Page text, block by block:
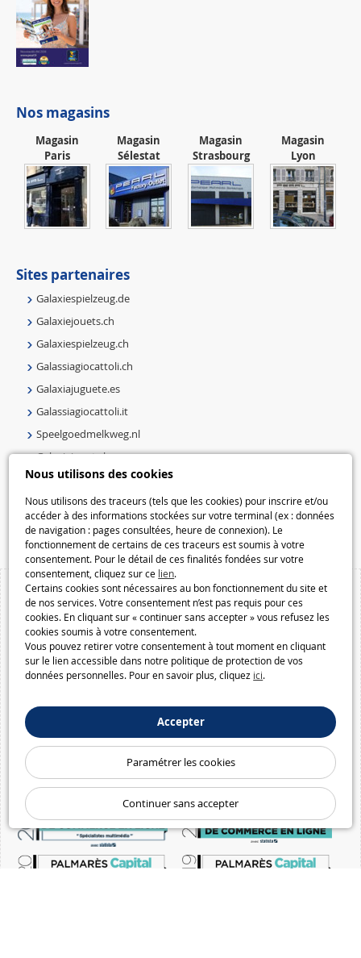
Nous utilisons des cookies
Nous utilisons des traceurs (tels que les cookies) pour inscrire et/ou
accéder à des informations stockées sur votre terminal (ex : données
de navigation : pages consultées, heure de connexion). Le
fonctionnement de certains de ces traceurs est soumis à votre
consentement. Pour le détail de ces finalités fondées sur votre
consentement, cliquez sur ce lien.
Certains cookies sont nécessaires au bon fonctionnement du site et
de nos services. Votre consentement n’est pas requis pour ces
cookies. En cliquant sur « continuer sans accepter » vous refusez les
cookies soumis à votre consentement.
Vous pouvez retirer votre consentement à tout moment en cliquant
sur le lien accessible dans notre politique de protection de vos
données personnelles. Pour en savoir plus, cliquez ici.
Accepter
Paramétrer les cookies
Continuer sans accepter
Nos magasins
Magasin
Paris
Magasin
Sélestat
Magasin
Strasbourg
Magasin
Lyon
Sites partenaires
Galaxiespielzeug.de
Galaxiejouets.ch
Galaxiespielzeug.ch
Galassiagiocattoli.ch
Galaxiajuguete.es
Galassiagiocattoli.it
Speelgoedmelkweg.nl
Galaxiejouets.be
Galaxiespielzeug.be
Speelgoedmelkweg.be
Macway.com